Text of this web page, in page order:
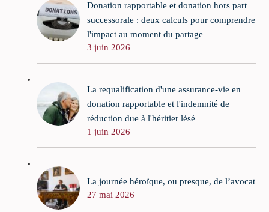
Donation rapportable et donation hors part
successorale : deux calculs pour comprendre
l'impact au moment du partage
3 juin 2026
La requalification d'une assurance-vie en
donation rapportable et l'indemnité de
réduction due à l'héritier lésé
1 juin 2026
La journée héroïque, ou presque, de l’avocat
27 mai 2026